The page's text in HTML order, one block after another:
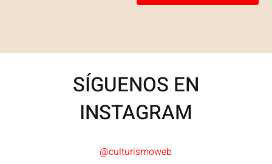
SÍGUENOS EN
INSTAGRAM
@culturismoweb